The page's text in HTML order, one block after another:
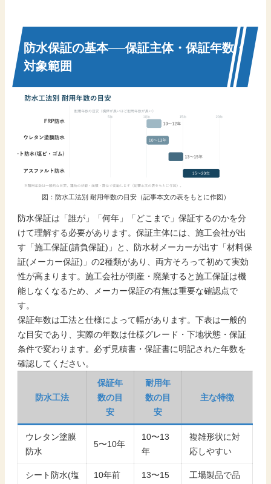
防水保証の基本──保証主体・保証年数・
対象範囲
図：防水工法別 耐用年数の目安（記事本文の表をもとに作図）
防水保証は「誰が」「何年」「どこまで」保証するのかを分
けて理解する必要があります。保証主体には、施工会社が出
す「施工保証(請負保証)」と、防水材メーカーが出す「材料保
証(メーカー保証)」の2種類があり、両方そろって初めて実効
性が高まります。施工会社が倒産・廃業すると施工保証は機
能しなくなるため、メーカー保証の有無は重要な確認点で
す。
保証年数は工法と仕様によって幅があります。下表は一般的
な目安であり、実際の年数は仕様グレード・下地状態・保証
条件で変わります。必ず見積書・保証書に明記された年数を
確認してください。
防水工法
保証年
数の目
安
耐用年
数の目
安
主な特徴
ウレタン塗膜
防水
5〜10年
10〜13
年
複雑形状に対
応しやすい
シート防水(塩
10年前
13〜15
工場製品で品